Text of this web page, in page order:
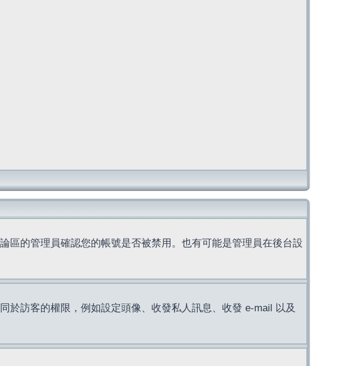
區的管理員確認您的帳號是否被禁用。也有可能是管理員在後台設
於訪客的權限，例如設定頭像、收發私人訊息、收發 e-mail 以及